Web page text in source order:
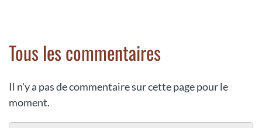
Tous les commentaires
Il n'y a pas de commentaire sur cette page pour le
moment.